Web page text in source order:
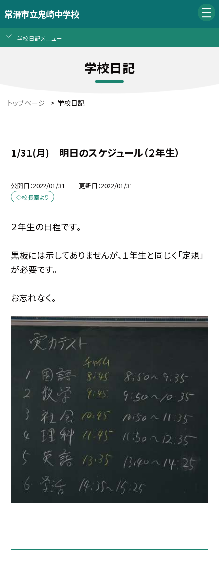
常滑市立鬼崎中学校
学校日記メニュー
学校日記
トップページ > 学校日記
1/31(月) 明日のスケジュール（２年生）
公開日 2022/01/31 更新日 2022/01/31
◇校長室より
２年生の日程です。
黒板には示してありませんが、１年生と同じく「定規」
が必要です。
お忘れなく。